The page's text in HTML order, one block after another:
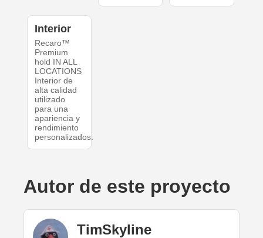
Interior
Recaro™
Premium
hold IN ALL
LOCATIONS
Interior de
alta calidad
utilizado
para una
apariencia y
rendimiento
personalizados.
Autor de este proyecto
TimSkyline